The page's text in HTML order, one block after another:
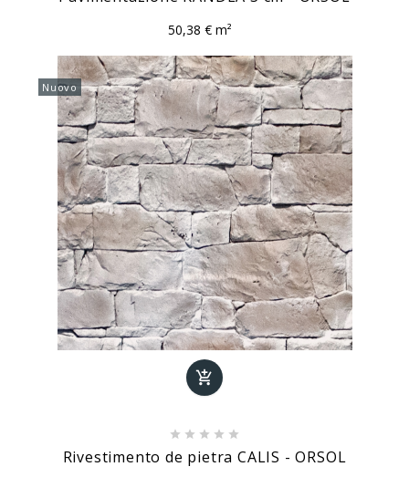
50,38 € m²
Nuovo

    
Rivestimento de pietra CALIS - ORSOL